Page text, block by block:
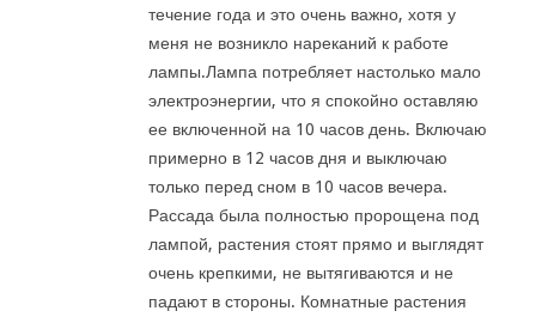
течение года и это очень важно, хотя у
меня не возникло нареканий к работе
лампы.Лампа потребляет настолько мало
электроэнергии, что я спокойно оставляю
ее включенной на 10 часов день. Включаю
примерно в 12 часов дня и выключаю
только перед сном в 10 часов вечера.
Рассада была полностью пророщена под
лампой, растения стоят прямо и выглядят
очень крепкими, не вытягиваются и не
падают в стороны. Комнатные растения